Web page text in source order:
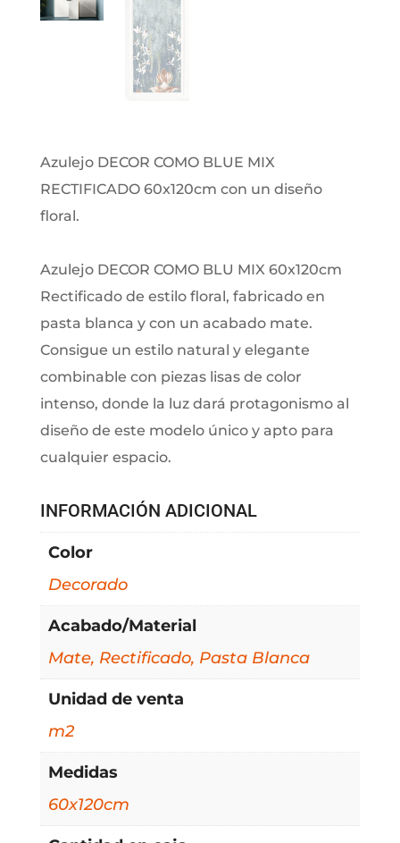
Azulejo DECOR COMO BLUE MIX
RECTIFICADO 60x120cm con un diseño
floral.
Azulejo DECOR COMO BLU MIX 60x120cm
Rectificado de estilo floral, fabricado en
pasta blanca y con un acabado mate.
Consigue un estilo natural y elegante
combinable con piezas lisas de color
intenso, donde la luz dará protagonismo al
diseño de este modelo único y apto para
cualquier espacio.
INFORMACIÓN ADICIONAL
Color
Decorado
Acabado/Material
Mate, Rectificado, Pasta Blanca
Unidad de venta
m2
Medidas
60x120cm